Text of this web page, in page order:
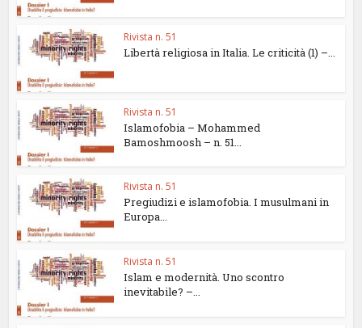
Rivista n. 51
Libertà religiosa in Italia. Le criticità (1) –...
Rivista n. 51
Islamofobia – Mohammed
Bamoshmoosh – n. 51...
Rivista n. 51
Pregiudizi e islamofobia. I musulmani in
Europa...
Rivista n. 51
Islam e modernità. Uno scontro
inevitabile? –...